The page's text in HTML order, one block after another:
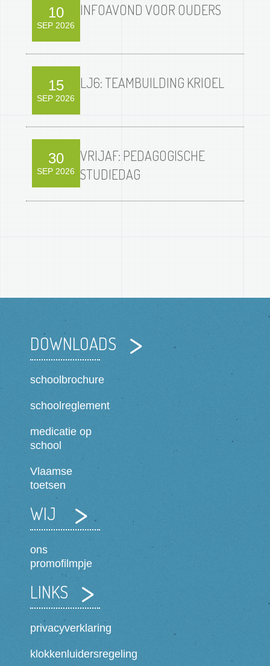
10
SEP 2026
INFOAVOND VOOR OUDERS
15
SEP 2026
LJ6: TEAMBUILDING KRIOEL
30
SEP 2026
VRIJAF: PEDAGOGISCHE
STUDIEDAG
DOWNLOADS
schoolbrochure
schoolreglement
medicatie op
school
Vlaamse
toetsen
WIJ
ons
promofilmpje
LINKS
privacyverklaring
klokkenluidersregeling